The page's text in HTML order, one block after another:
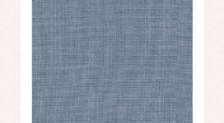
Материал покрытия:Акриловое
Страна:США
Материал основы:Бумага
Раппорт:68